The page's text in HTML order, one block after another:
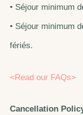
• Séjour minimum
• Séjour minimum
fériés.
<Read our FAQs>
Cancellation